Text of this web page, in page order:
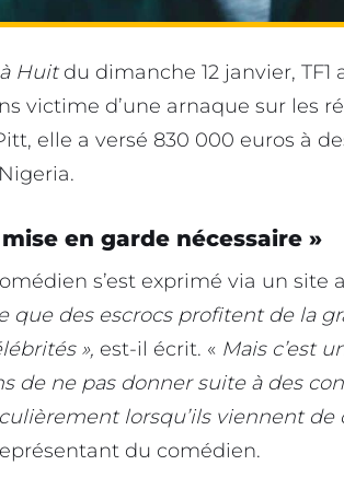
Huitdu dimanche 12 janvier,
victime d’une arnaque sur les
elle a versé 830 000 euros à
en garde nécessaire »
s’est exprimé via un site
que des escrocs profitent de la
», est-il écrit. « Mais c’est
de ne pas donner suite à des
lorsqu’ils viennent de
du comédien.